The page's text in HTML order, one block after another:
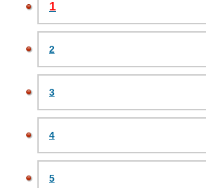
1
2
3
4
5